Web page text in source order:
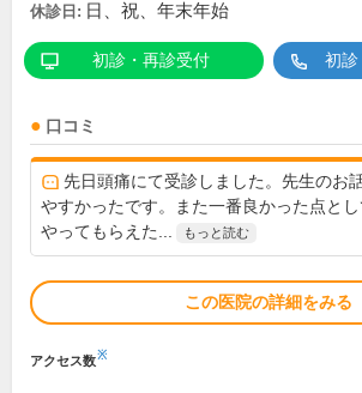
休診日: 日、祝、年末年始
初診・再診受付 初診
口コミ
先日頭痛にて受診しました。先生のお
やすかったです。また一番良かった点と
やってもらえた...
もっと読む
この医院の詳細をみる
アクセス数※